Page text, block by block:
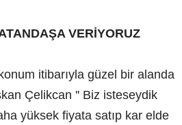
VERİYORUZ
itibarıyla güzel bir alanda
Çelikcan '' Biz isteseydik
yüksek fiyata satıp kar elde